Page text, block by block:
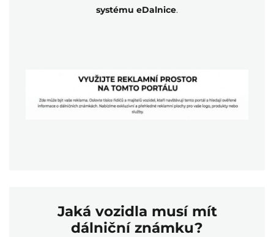
systému eDalnice.
Jaká vozidla musí mít
dálniční známku?